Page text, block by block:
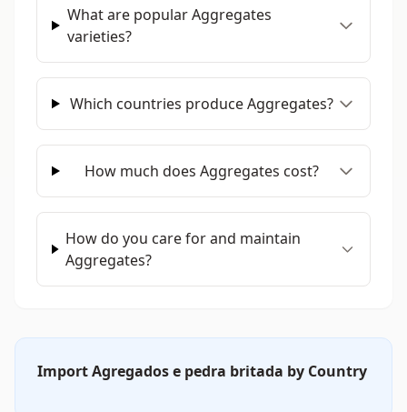
What are popular Aggregates
varieties?
Which countries produce Aggregates?
How much does Aggregates cost?
How do you care for and maintain
Aggregates?
Import Agregados e pedra britada by Country